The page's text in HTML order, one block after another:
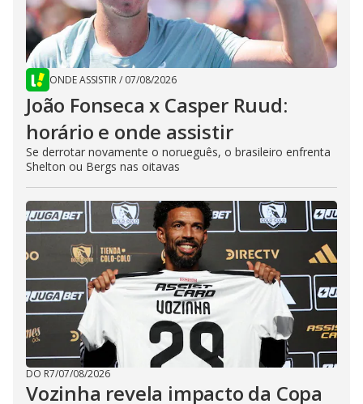
ONDE ASSISTIR/ 07/08/2026
João Fonseca x Casper Ruud:
horário e onde assistir
Se derrotar novamente o norueguês, o brasileiro enfrenta
Shelton ou Bergs nas oitavas
DO R7/07/08/2026
Vozinha revela impacto da Copa